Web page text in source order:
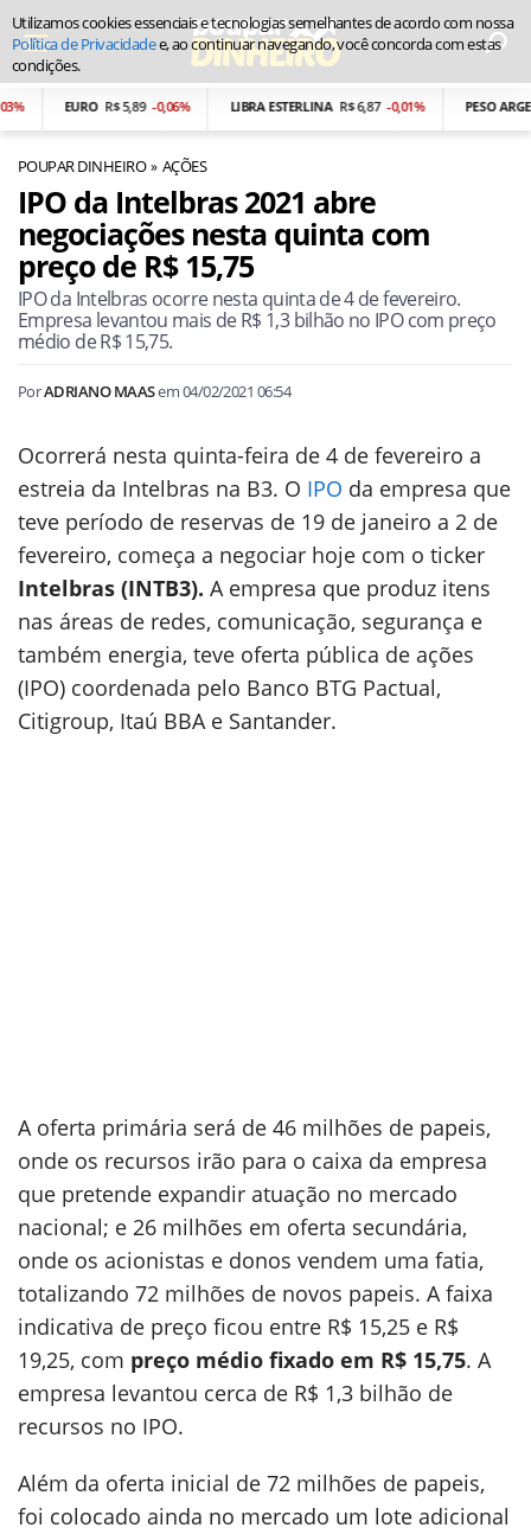
R$ 5,89 -0,06% LIBRA ESTERLINA R$ 6,87 -0,01% PESO
POUPAR DINHEIRO AÇÕES
IPO da Intelbras 2021 abre
negociações nesta quinta com
preço de R$ 15,75
IPO da Intelbras ocorre nesta quinta de 4 de fevereiro.
Empresa levantou mais de R$ 1,3 bilhão no IPO com preço
médio de R$ 15,75.
PorADRIANO MAASem04/02/2021 06:54
Ocorrerá nesta quinta-feira de 4 de fevereiro a
estreia da Intelbras na B3. O IPO da empresa que
teve período de reservas de 19 de janeiro a 2 de
fevereiro, começa a negociar hoje com o ticker
Intelbras (INTB3). A empresa que produz itens
nas áreas de redes, comunicação, segurança e
também energia, teve oferta pública de ações
(IPO) coordenada pelo Banco BTG Pactual,
Citigroup, Itaú BBA e Santander.
A oferta primária será de 46 milhões de papeis,
onde os recursos irão para o caixa da empresa
que pretende expandir atuação no mercado
nacional; e 26 milhões em oferta secundária,
onde os acionistas e donos vendem uma fatia,
totalizando 72 milhões de novos papeis. A faixa
indicativa de preço ficou entre R$ 15,25 e R$
19,25, com preço médio fixado em R$ 15,75. A
empresa levantou cerca de R$ 1,3 bilhão de
recursos no IPO.
Além da oferta inicial de 72 milhões de papeis,
foi colocado ainda no mercado um lote adicional
Utilizamos cookies essenciais e tecnologias semelhantes de acordo com nossa
Política de Privacidadee, ao continuar navegando, você concorda com estas
condições.